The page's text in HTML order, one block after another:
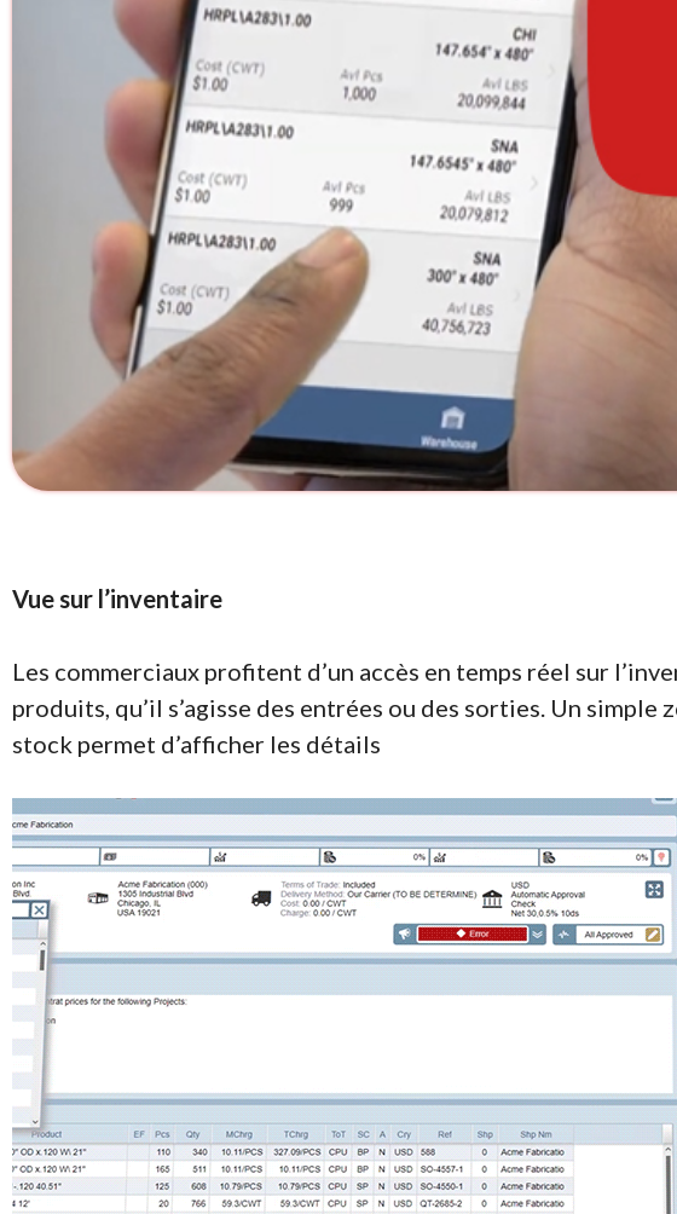
Vue sur l’inventaire
Les commerciaux profitent d’un accès en temps réel sur
produits, qu’il s’agisse des entrées ou des sorties. Un simple
stock permet d’afficher les détails